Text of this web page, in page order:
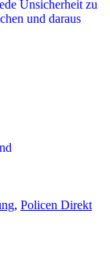
, Policen Direkt